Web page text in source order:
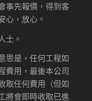
事先報價，得到客
心，放心。
士。
思是，任何工程如
費用，最後本公司
取任何費用（但如
將會即時收取已進